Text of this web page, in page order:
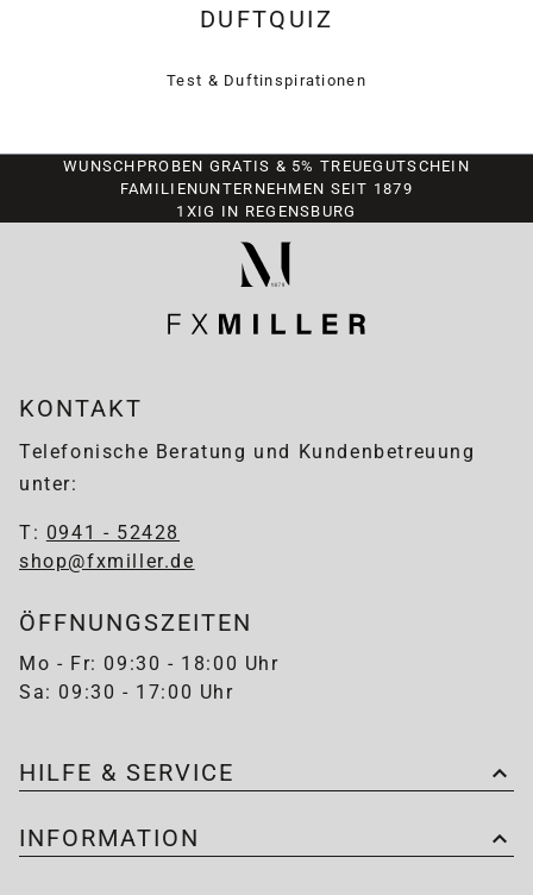
DUFTQUIZ
Test & Duftinspirationen
WUNSCHPROBEN GRATIS & 5% TREUEGUTSCHEIN
FAMILIENUNTERNEHMEN SEIT 1879
1XIG IN REGENSBURG
KONTAKT
Telefonische Beratung und Kundenbetreuung
unter:
T: 0941 - 52428
shop@fxmiller.de
ÖFFNUNGSZEITEN
Mo - Fr: 09:30 - 18:00 Uhr
Sa: 09:30 - 17:00 Uhr
HILFE & SERVICE
INFORMATION